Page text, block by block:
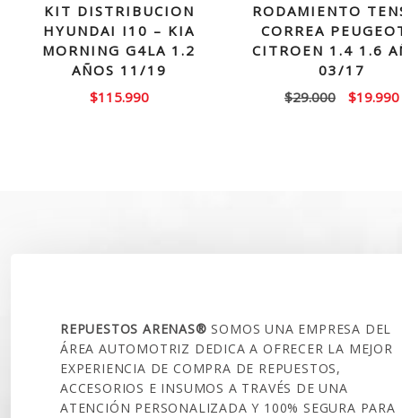
KIT DISTRIBUCION
HYUNDAI I10 – KIA
MORNING G4LA 1.2
AÑOS 11/19
$115.990
RODAMIENTO
CORREA
CITROEN 1.4 1.6
03/17
$29.000
El
$19.990
REPUESTOS ARENAS®SOMOS UNA EMPRESA DEL
ÁREA AUTOMOTRIZ DEDICA A OFRECER LA MEJOR
EXPERIENCIA DE COMPRA DE REPUESTOS,
ACCESORIOS E INSUMOS A TRAVÉS DE UNA
ATENCIÓN PERSONALIZADA Y 100% SEGURA PARA